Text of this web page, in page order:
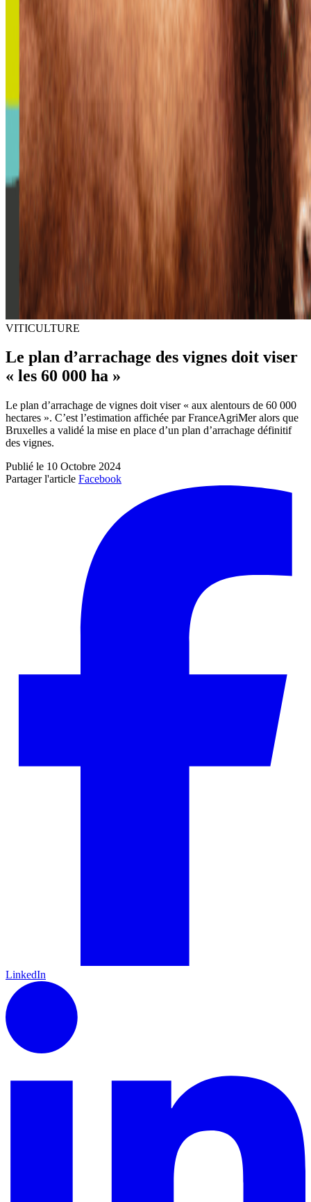
VITICULTURE
Le plan d’arrachage des vignes doit viser
« les 60 000 ha »
Le plan d’arrachage de vignes doit viser « aux alentours de 60 000
hectares ». C’est l’estimation affichée par FranceAgriMer alors que
Bruxelles a validé la mise en place d’un plan d’arrachage définitif
des vignes.
Publié le 10 Octobre 2024
Partager l'article Facebook
LinkedIn